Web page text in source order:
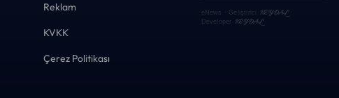
Reklam
KVKK
Çerez Politikası
eNews · Geliştirici KEYDAL·
Developer KEYDAL